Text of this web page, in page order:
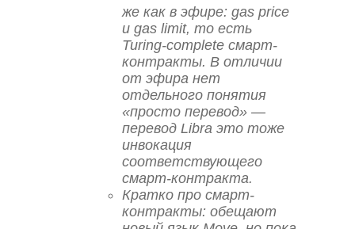
же как в эфире: gas price
и gas limit, то есть
Turing-complete смарт-
контракты. В отличии
от эфира нет
отдельного понятия
«просто перевод» —
перевод Libra это тоже
инвокация
соответствующего
смарт-контракта.
Кратко про смарт-
контракты: обещают